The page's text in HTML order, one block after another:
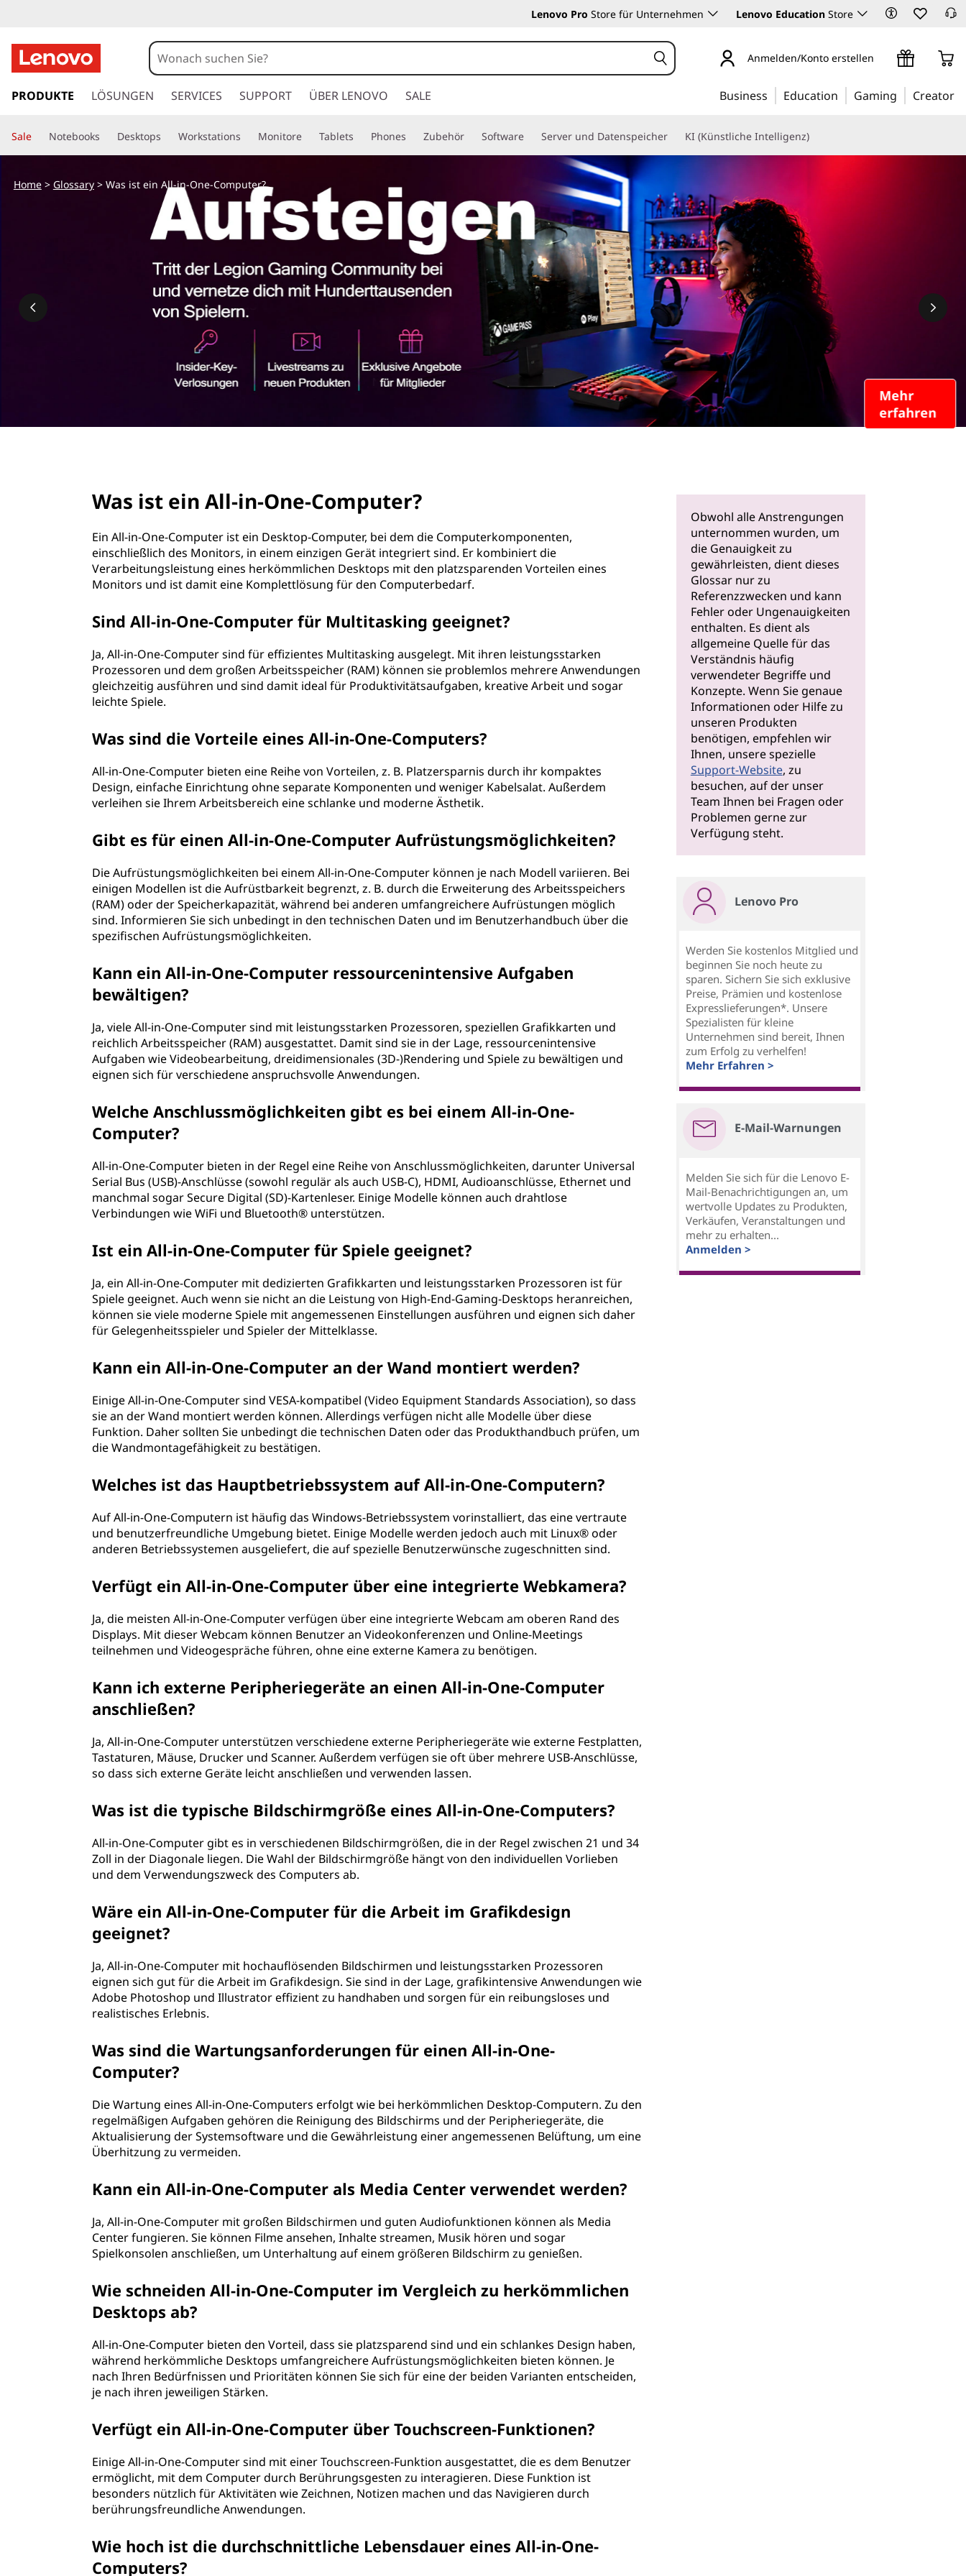
Lenovo Pro Store für Unternehmen Lenovo Education Store
u
a
u
t
Anmelden/Konto erstellen
PRODUKTE LÖSUNGEN SERVICES SUPPORT ÜBER LENOVO SALE Business Education Gaming Creator
Sale Notebooks Desktops Workstations Monitore Tablets Phones Zubehör Software Server und Datenspeicher KI (Künstliche Intelligenz)
Mehr
erfahren
Home> Glossary> Was ist ein All-in-One-Computer?
Was ist ein All-in-One-Computer?
Ein All-in-One-Computer ist ein Desktop-Computer, bei dem die Computerkomponenten,
einschließlich des Monitors, in einem einzigen Gerät integriert sind. Er kombiniert die
Verarbeitungsleistung eines herkömmlichen Desktops mit den platzsparenden Vorteilen eines
Monitors und ist damit eine Komplettlösung für den Computerbedarf.
Sind All-in-One-Computer für Multitasking geeignet?
Ja, All-in-One-Computer sind für effizientes Multitasking ausgelegt. Mit ihren leistungsstarken
Prozessoren und dem großen Arbeitsspeicher (RAM) können sie problemlos mehrere Anwendungen
gleichzeitig ausführen und sind damit ideal für Produktivitätsaufgaben, kreative Arbeit und sogar
leichte Spiele.
Was sind die Vorteile eines All-in-One-Computers?
All-in-One-Computer bieten eine Reihe von Vorteilen, z. B. Platzersparnis durch ihr kompaktes
Design, einfache Einrichtung ohne separate Komponenten und weniger Kabelsalat. Außerdem
verleihen sie Ihrem Arbeitsbereich eine schlanke und moderne Ästhetik.
Gibt es für einen All-in-One-Computer Aufrüstungsmöglichkeiten?
Die Aufrüstungsmöglichkeiten bei einem All-in-One-Computer können je nach Modell variieren. Bei
einigen Modellen ist die Aufrüstbarkeit begrenzt, z. B. durch die Erweiterung des Arbeitsspeichers
(RAM) oder der Speicherkapazität, während bei anderen umfangreichere Aufrüstungen möglich
sind. Informieren Sie sich unbedingt in den technischen Daten und im Benutzerhandbuch über die
spezifischen Aufrüstungsmöglichkeiten.
Kann ein All-in-One-Computer ressourcenintensive Aufgaben
bewältigen?
Ja, viele All-in-One-Computer sind mit leistungsstarken Prozessoren, speziellen Grafikkarten und
reichlich Arbeitsspeicher (RAM) ausgestattet. Damit sind sie in der Lage, ressourcenintensive
Aufgaben wie Videobearbeitung, dreidimensionales (3D-)Rendering und Spiele zu bewältigen und
eignen sich für verschiedene anspruchsvolle Anwendungen.
Welche Anschlussmöglichkeiten gibt es bei einem All-in-One-
Computer?
All-in-One-Computer bieten in der Regel eine Reihe von Anschlussmöglichkeiten, darunter Universal
Serial Bus (USB)-Anschlüsse (sowohl regulär als auch USB-C), HDMI, Audioanschlüsse, Ethernet und
manchmal sogar Secure Digital (SD)-Kartenleser. Einige Modelle können auch drahtlose
Verbindungen wie WiFi und Bluetooth® unterstützen.
Ist ein All-in-One-Computer für Spiele geeignet?
Ja, ein All-in-One-Computer mit dedizierten Grafikkarten und leistungsstarken Prozessoren ist für
Spiele geeignet. Auch wenn sie nicht an die Leistung von High-End-Gaming-Desktops heranreichen,
können sie viele moderne Spiele mit angemessenen Einstellungen ausführen und eignen sich daher
für Gelegenheitsspieler und Spieler der Mittelklasse.
Kann ein All-in-One-Computer an der Wand montiert werden?
Einige All-in-One-Computer sind VESA-kompatibel (Video Equipment Standards Association), so dass
sie an der Wand montiert werden können. Allerdings verfügen nicht alle Modelle über diese
Funktion. Daher sollten Sie unbedingt die technischen Daten oder das Produkthandbuch prüfen, um
die Wandmontagefähigkeit zu bestätigen.
Welches ist das Hauptbetriebssystem auf All-in-One-Computern?
Auf All-in-One-Computern ist häufig das Windows-Betriebssystem vorinstalliert, das eine vertraute
und benutzerfreundliche Umgebung bietet. Einige Modelle werden jedoch auch mit Linux® oder
anderen Betriebssystemen ausgeliefert, die auf spezielle Benutzerwünsche zugeschnitten sind.
Verfügt ein All-in-One-Computer über eine integrierte Webkamera?
Ja, die meisten All-in-One-Computer verfügen über eine integrierte Webcam am oberen Rand des
Displays. Mit dieser Webcam können Benutzer an Videokonferenzen und Online-Meetings
teilnehmen und Videogespräche führen, ohne eine externe Kamera zu benötigen.
Kann ich externe Peripheriegeräte an einen All-in-One-Computer
anschließen?
Ja, All-in-One-Computer unterstützen verschiedene externe Peripheriegeräte wie externe Festplatten,
Tastaturen, Mäuse, Drucker und Scanner. Außerdem verfügen sie oft über mehrere USB-Anschlüsse,
so dass sich externe Geräte leicht anschließen und verwenden lassen.
Was ist die typische Bildschirmgröße eines All-in-One-Computers?
All-in-One-Computer gibt es in verschiedenen Bildschirmgrößen, die in der Regel zwischen 21 und 34
Zoll in der Diagonale liegen. Die Wahl der Bildschirmgröße hängt von den individuellen Vorlieben
und dem Verwendungszweck des Computers ab.
Wäre ein All-in-One-Computer für die Arbeit im Grafikdesign
geeignet?
Ja, All-in-One-Computer mit hochauflösenden Bildschirmen und leistungsstarken Prozessoren
eignen sich gut für die Arbeit im Grafikdesign. Sie sind in der Lage, grafikintensive Anwendungen wie
Adobe Photoshop und Illustrator effizient zu handhaben und sorgen für ein reibungsloses und
realistisches Erlebnis.
Was sind die Wartungsanforderungen für einen All-in-One-
Computer?
Die Wartung eines All-in-One-Computers erfolgt wie bei herkömmlichen Desktop-Computern. Zu den
regelmäßigen Aufgaben gehören die Reinigung des Bildschirms und der Peripheriegeräte, die
Aktualisierung der Systemsoftware und die Gewährleistung einer angemessenen Belüftung, um eine
Überhitzung zu vermeiden.
Kann ein All-in-One-Computer als Media Center verwendet werden?
Ja, All-in-One-Computer mit großen Bildschirmen und guten Audiofunktionen können als Media
Center fungieren. Sie können Filme ansehen, Inhalte streamen, Musik hören und sogar
Spielkonsolen anschließen, um Unterhaltung auf einem größeren Bildschirm zu genießen.
Wie schneiden All-in-One-Computer im Vergleich zu herkömmlichen
Desktops ab?
All-in-One-Computer bieten den Vorteil, dass sie platzsparend sind und ein schlankes Design haben,
während herkömmliche Desktops umfangreichere Aufrüstungsmöglichkeiten bieten können. Je
nach Ihren Bedürfnissen und Prioritäten können Sie sich für eine der beiden Varianten entscheiden,
je nach ihren jeweiligen Stärken.
Verfügt ein All-in-One-Computer über Touchscreen-Funktionen?
Einige All-in-One-Computer sind mit einer Touchscreen-Funktion ausgestattet, die es dem Benutzer
ermöglicht, mit dem Computer durch Berührungsgesten zu interagieren. Diese Funktion ist
besonders nützlich für Aktivitäten wie Zeichnen, Notizen machen und das Navigieren durch
berührungsfreundliche Anwendungen.
Wie hoch ist die durchschnittliche Lebensdauer eines All-in-One-
Computers?
Obwohl alle Anstrengungen
unternommen wurden, um
die Genauigkeit zu
gewährleisten, dient dieses
Glossar nur zu
Referenzzwecken und kann
Fehler oder Ungenauigkeiten
enthalten. Es dient als
allgemeine Quelle für das
Verständnis häufig
verwendeter Begriffe und
Konzepte. Wenn Sie genaue
Informationen oder Hilfe zu
unseren Produkten
benötigen, empfehlen wir
Ihnen, unsere spezielle
Support-Website, zu
besuchen, auf der unser
Team Ihnen bei Fragen oder
Problemen gerne zur
Verfügung steht.
Lenovo Pro
Werden Sie kostenlos Mitglied und
beginnen Sie noch heute zu
sparen. Sichern Sie sich exklusive
Preise, Prämien und kostenlose
Expresslieferungen*. Unsere
Spezialisten für kleine
Unternehmen sind bereit, Ihnen
zum Erfolg zu verhelfen!
Mehr Erfahren >
E-Mail-Warnungen
Melden Sie sich für die Lenovo E-
Mail-Benachrichtigungen an, um
wertvolle Updates zu Produkten,
Verkäufen, Veranstaltungen und
mehr zu erhalten...
Anmelden >